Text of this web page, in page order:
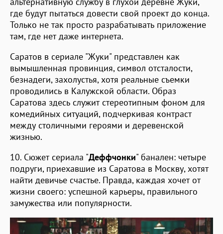
где будут пытаться довести свой проект до конца.
Только не так просто разрабатывать приложение
там, где нет даже интернета.
Саратов в сериале "Жуки" представлен как
вымышленная провинция, символ отсталости,
безнадеги, захолустья, хотя реальные съемки
проводились в Калужской области. Образ
Саратова здесь служит стереотипным фоном для
комедийных ситуаций, подчеркивая контраст
между столичными героями и деревенской
жизнью.
10. Сюжет сериала "Деффчонки" банален: четыре
подруги, приехавшие из Саратова в Москву, хотят
найти девичье счастье. Правда, каждая хочет от
жизни своего: успешной карьеры, правильного
замужества или популярности.